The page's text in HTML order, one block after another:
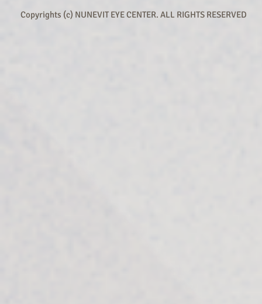
Copyrights (c) NUNEVIT EYE CENTER. ALL RIGHTS RESERVED